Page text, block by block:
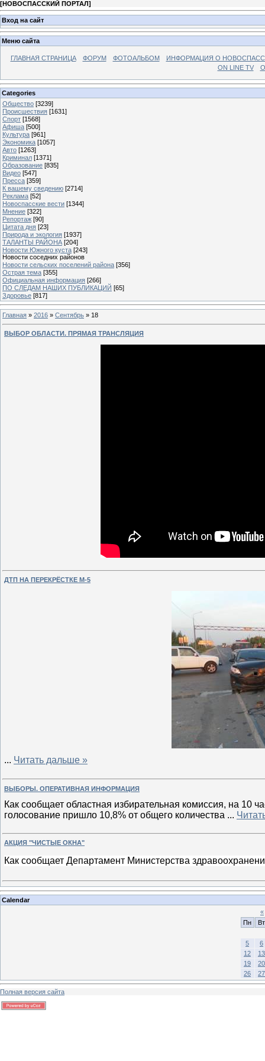
[НОВОСПАССКИЙ ПОРТАЛ]
Вход на сайт
Меню сайта
ГЛАВНАЯ СТРАНИЦА ФОРУМ ФОТОАЛЬБОМ
ИНФОРМАЦИЯ О
ON LINE TV
Categories
Общество [3239]
Происшествия [1631]
Спорт [1568]
Афиша [500]
Культура [961]
Экономика [1057]
Авто [1263]
Криминал [1371]
Образование [835]
Видео [547]
Пресса [359]
К вашему сведению [2714]
Реклама [52]
Новоспасские вести [1344]
Мнение [322]
Репортаж [90]
Цитата дня [23]
Природа и экология [1937]
ТАЛАНТЫ РАЙОНА [204]
Новости Южного куста [243]
Новости соседних районов
Новости сельских поселений района [356]
Острая тема [355]
Официальная информация [266]
ПО СЛЕДАМ НАШИХ ПУБЛИКАЦИЙ [65]
Здоровье [817]
Главная » 2016 » Сентябрь » 18
ВЫБОР ОБЛАСТИ. ПРЯМАЯ ТРАНСЛЯЦИЯ
ДТП НА ПЕРЕКРЁСТКЕ М-5
... Читать дальше »
ВЫБОРЫ. ОПЕРАТИВНАЯ ИНФОРМАЦИЯ
Как сообщает областная избирательная комиссия, на 10
голосование пришло 10,8% от общего количества ...
АКЦИЯ "ЧИСТЫЕ ОКНА"
Как сообщает Департамент Министерства
Calendar
«
Пн
Вт
5
6
12
13
19
20
26
27
Полная версия сайта